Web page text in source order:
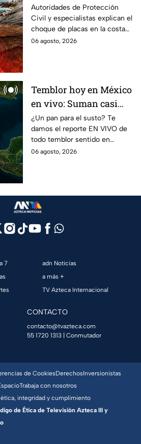
que tiembla tanto en
Guerrero
Autoridades de Protección
Civil y especialistas explican el
choque de placas en la costa
de Guerrero; ¿cuál es el sismo
06 agosto, 2026
Temblor hoy en México
en vivo: Suman casi
mil 500 réplicas del
sismo ocurrido en
Chiapas
¿Un pan para el susto? Te
damos el reporte EN VIVO de
todo temblor sentido en
México con epicentro,
06 agosto, 2026
7
adn Noticias
a más +
TV Azteca Internacional
CONTACTO
contacto@tvazteca.com
55 1720 1313 | Conmutador
de CookiesDerechosInversionistas
Trabaja con nosotros
ética, integridad y cumplimiento
de Ética de Televisión Azteca III y